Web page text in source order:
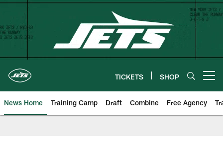
Skip
content
TICKETS SHOP
News Home Training Camp Draft Combine Free Agency